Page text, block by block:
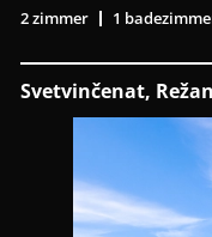
2 zimmer 1
Svetvinčenat,